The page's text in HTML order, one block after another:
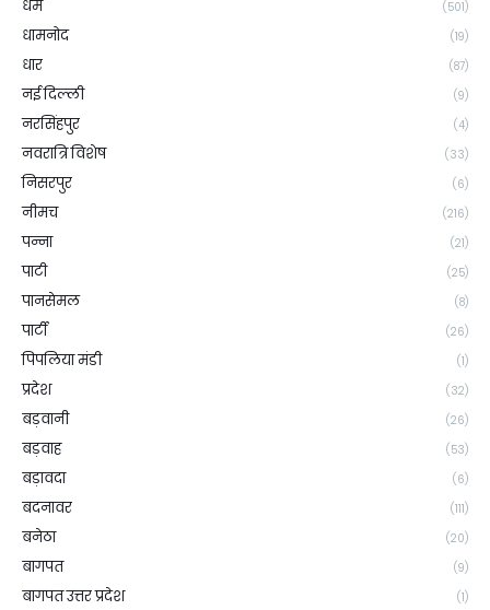
धर्म (501)
धामनोद (19)
धार (87)
नई दिल्ली (9)
नरसिंहपुर (4)
नवरात्रि विशेष (33)
निसरपुर (6)
नीमच (216)
पन्ना (21)
पाटी (25)
पानसेमल (8)
पार्टी (26)
पिपलिया मंडी (1)
प्रदेश (32)
बड़वानी (26)
बड़वाह (53)
बड़ावदा (6)
बदनावर (111)
बनेठा (20)
बागपत (9)
बागपत उत्तर प्रदेश (1)